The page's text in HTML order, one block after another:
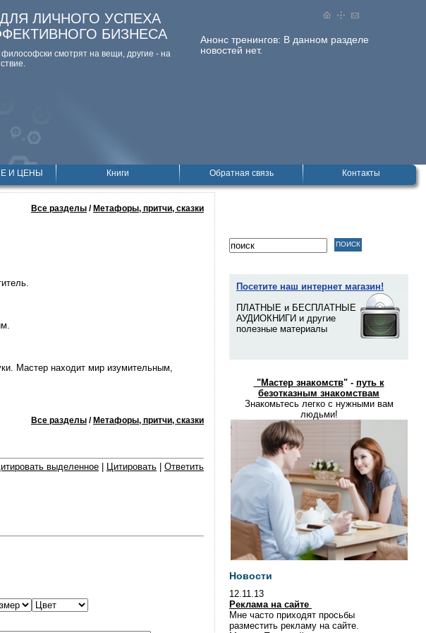
Анонс тренингов: В данном разделе
новостей нет.
ЛИЧНОГО УСПЕХА
БИЗНЕСА
смотpят на вещи, дpугие - на
И ЦЕНЫ Книги Обратная связь Контакты
Все разделы / Метафоры, притчи, сказки
Мастер находит мир изумительным,
Все разделы / Метафоры, притчи, сказки
выделенное Цитировать Ответить
Посетите наш интернет магазин!
ПЛАТНЫЕ и БЕСПЛАТНЫЕ
АУДИОКНИГИ и другие
полезные материалы
"Мастер знакомств" - путь к
безотказным знакомствам
Знакомьтесь легко с нужными вам
людьми!
Новости
12.11.13
Реклама на сайте
Мне часто приходят просьбы
разместить рекламу на сайте.